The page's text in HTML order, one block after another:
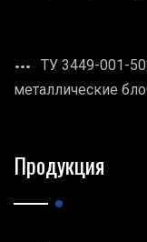
ТУ 3449-001-
металлические
Продукция